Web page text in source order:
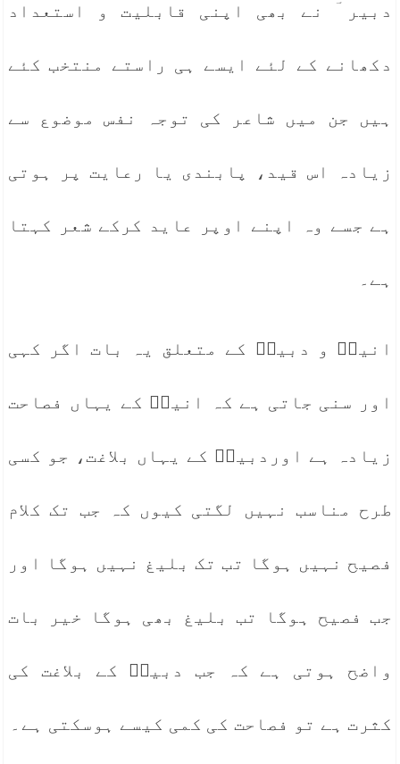
دبیر ؔ نے بھی اپنی قابلیت و استعداد
دکھانے کے لئے ایسے ہی راستے منتخب کئے
ہیں جن میں شاعر کی توجہ نفس موضوع سے
زیادہ اس قید، پابندی یا رعایت پر ہوتی
ہے جسے وہ اپنے اوپر عاید کرکے شعر کہتا
ہے۔
انیسؔ و دبیرؔ کے متعلق یہ بات اگر کہی
اور سنی جاتی ہے کہ انیسؔ کے یہاں فصاحت
زیادہ ہے اوردبیرؔ کے یہاں بلاغت، جو کسی
طرح مناسب نہیں لگتی کیوں کہ جب تک کلام
فصیح نہیں ہوگا تب تک بلیغ نہیں ہوگا اور
جب فصیح ہوگا تب بلیغ بھی ہوگا خیر بات
واضح ہوتی ہے کہ جب دبیرؔ کے بلاغت کی
کثرت ہے تو فصاحت کی کمی کیسے ہوسکتی ہے۔